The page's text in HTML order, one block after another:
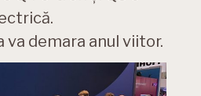
va demara anul viitor.